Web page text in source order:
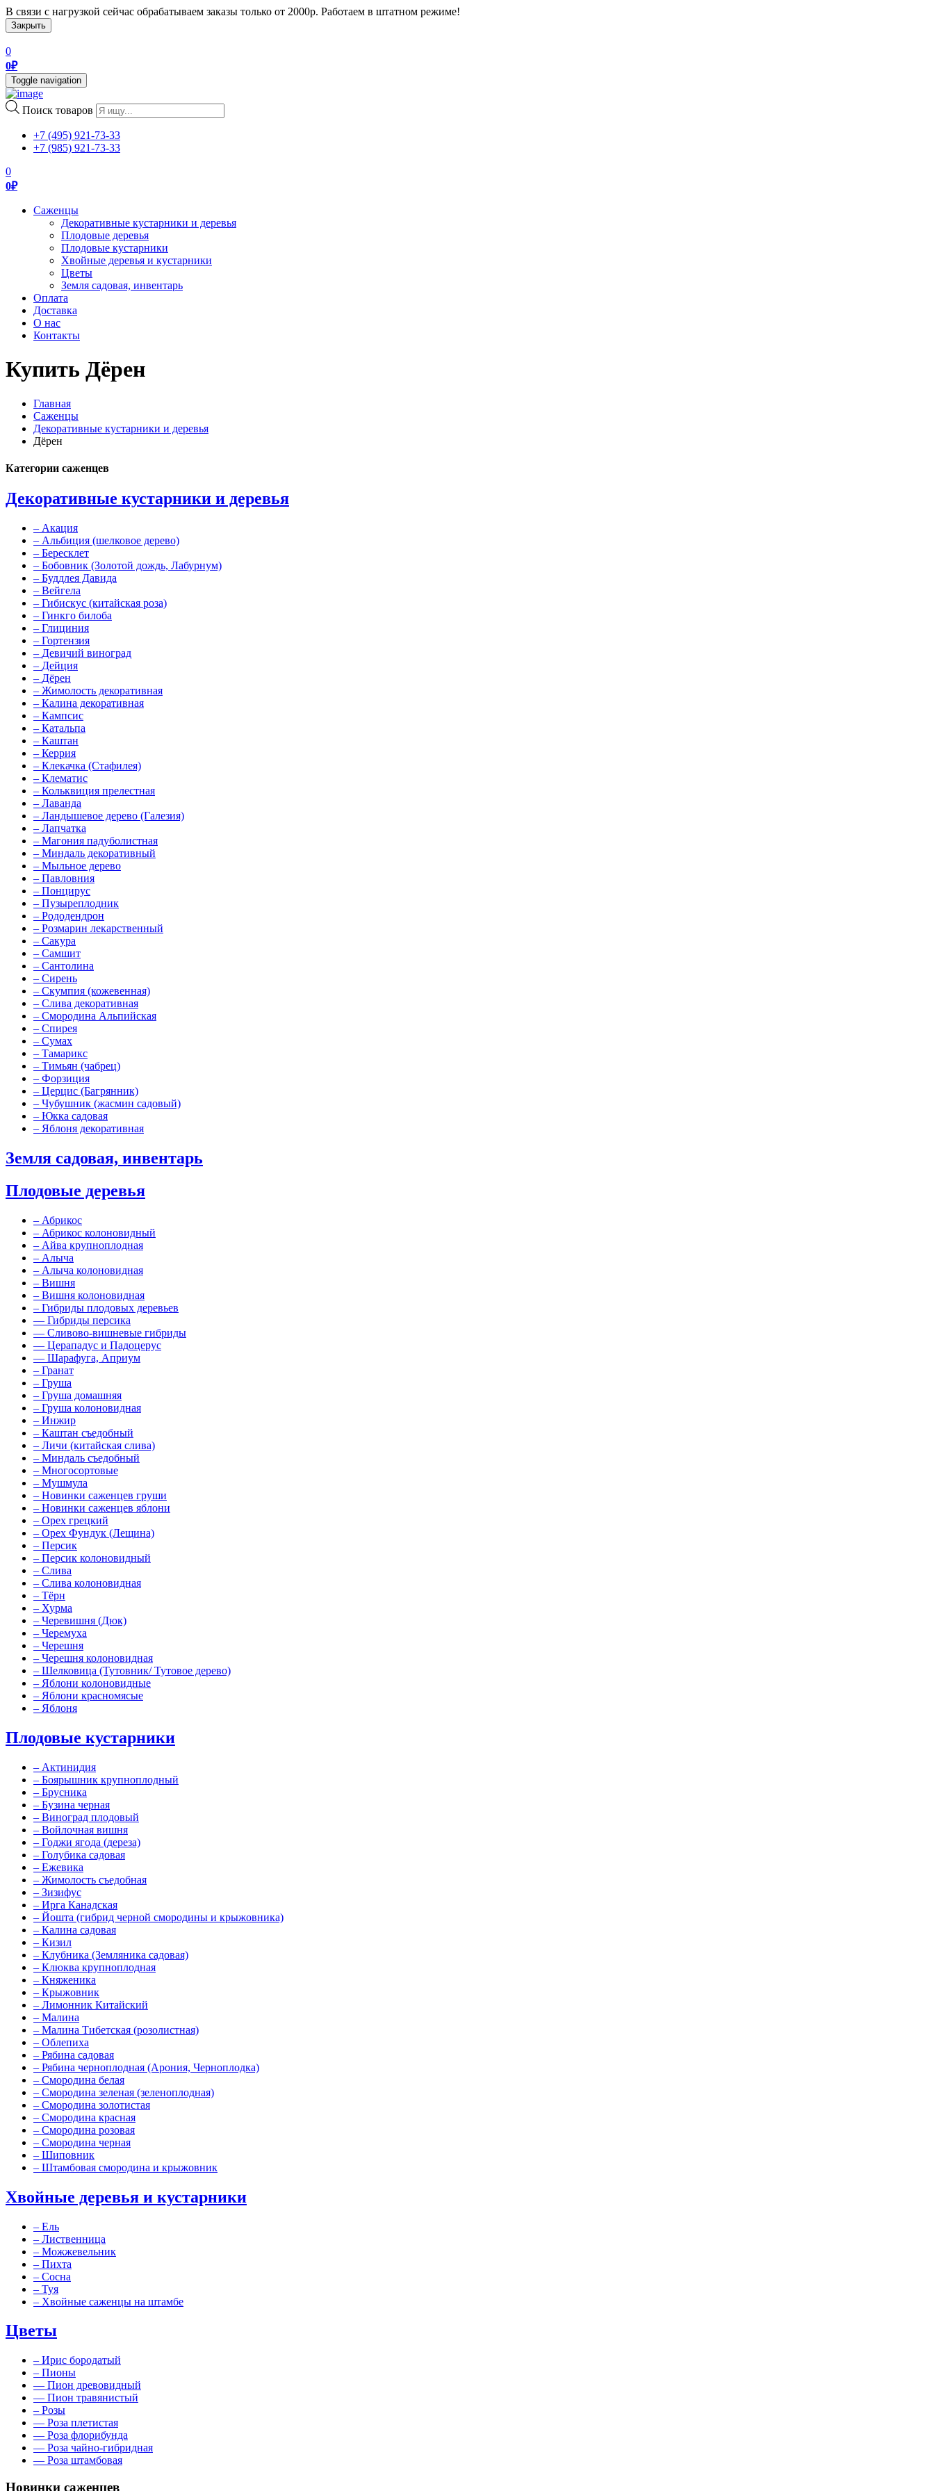
В связи с нагрузкой сейчас обрабатываем заказы только от 2000р. Работаем в штатном режиме!
Закрыть
0
0₽
Toggle navigation
Поиск товаров
+7 (495) 921-73-33
+7 (985) 921-73-33
0
0₽
Саженцы
Декоративные кустарники и деревья
Плодовые деревья
Плодовые кустарники
Хвойные деревья и кустарники
Цветы
Земля садовая, инвентарь
Оплата
Доставка
О нас
Контакты
Купить Дёрен
Главная
Саженцы
Декоративные кустарники и деревья
Дёрен
Категории саженцев
Декоративные кустарники и деревья
– Акация
– Альбиция (шелковое дерево)
– Бересклет
– Бобовник (Золотой дождь, Лабурнум)
– Буддлея Давида
– Вейгела
– Гибискус (китайская роза)
– Гинкго билоба
– Глициния
– Гортензия
– Девичий виноград
– Дейция
– Дёрен
– Жимолость декоративная
– Калина декоративная
– Кампсис
– Катальпа
– Каштан
– Керрия
– Клекачка (Стафилея)
– Клематис
– Кольквиция прелестная
– Лаванда
– Ландышевое дерево (Галезия)
– Лапчатка
– Магония падуболистная
– Миндаль декоративный
– Мыльное дерево
– Павловния
– Понцирус
– Пузыреплодник
– Рододендрон
– Розмарин лекарственный
– Сакура
– Самшит
– Сантолина
– Сирень
– Скумпия (кожевенная)
– Слива декоративная
– Смородина Альпийская
– Спирея
– Сумах
– Тамарикс
– Тимьян (чабрец)
– Форзиция
– Церцис (Багрянник)
– Чубушник (жасмин садовый)
– Юкка садовая
– Яблоня декоративная
Земля садовая, инвентарь
Плодовые деревья
– Абрикос
– Абрикос колоновидный
– Айва крупноплодная
– Алыча
– Алыча колоновидная
– Вишня
– Вишня колоновидная
– Гибриды плодовых деревьев
–– Гибриды персика
–– Сливово-вишневые гибриды
–– Церападус и Падоцерус
–– Шарафуга, Априум
– Гранат
– Груша
– Груша домашняя
– Груша колоновидная
– Инжир
– Каштан съедобный
– Личи (китайская слива)
– Миндаль съедобный
– Многосортовые
– Мушмула
– Новинки саженцев груши
– Новинки саженцев яблони
– Орех грецкий
– Орех Фундук (Лещина)
– Персик
– Персик колоновидный
– Слива
– Слива колоновидная
– Тёрн
– Хурма
– Черевишня (Дюк)
– Черемуха
– Черешня
– Черешня колоновидная
– Шелковица (Тутовник/ Тутовое дерево)
– Яблони колоновидные
– Яблони красномясые
– Яблоня
Плодовые кустарники
– Актинидия
– Боярышник крупноплодный
– Брусника
– Бузина черная
– Виноград плодовый
– Войлочная вишня
– Годжи ягода (дереза)
– Голубика садовая
– Ежевика
– Жимолость съедобная
– Зизифус
– Ирга Канадская
– Йошта (гибрид черной смородины и крыжовника)
– Калина садовая
– Кизил
– Клубника (Земляника садовая)
– Клюква крупноплодная
– Княженика
– Крыжовник
– Лимонник Китайский
– Малина
– Малина Тибетская (розолистная)
– Облепиха
– Рябина садовая
– Рябина черноплодная (Арония, Черноплодка)
– Смородина белая
– Смородина зеленая (зеленоплодная)
– Смородина золотистая
– Смородина красная
– Смородина розовая
– Смородина черная
– Шиповник
– Штамбовая смородина и крыжовник
Хвойные деревья и кустарники
– Ель
– Лиственница
– Можжевельник
– Пихта
– Сосна
– Туя
– Хвойные саженцы на штамбе
Цветы
– Ирис бородатый
– Пионы
–– Пион древовидный
–– Пион травянистый
– Розы
–– Роза плетистая
–– Роза флорибунда
–– Роза чайно-гибридная
–– Роза штамбовая
Новинки саженцев